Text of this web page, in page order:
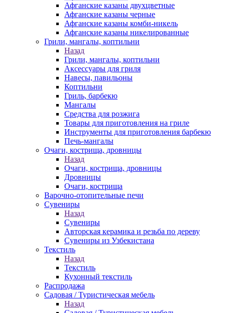
Афганские казаны двухцветные
Афганские казаны черные
Афганские казаны комби-никель
Афганские казаны никелированные
Грили, мангалы, коптильни
Назад
Грили, мангалы, коптильни
Аксессуары для гриля
Навесы, павильоны
Коптильни
Гриль, барбекю
Мангалы
Средства для розжига
Товары для приготовления на гриле
Инструменты для приготовления барбекю
Печь-мангалы
Очаги, кострища, дровницы
Назад
Очаги, кострища, дровницы
Дровницы
Очаги, кострища
Варочно-отопительные печи
Сувениры
Назад
Сувениры
Авторская керамика и резьба по дереву
Сувениры из Узбекистана
Текстиль
Назад
Текстиль
Кухонный текстиль
Распродажа
Садовая / Туристическая мебель
Назад